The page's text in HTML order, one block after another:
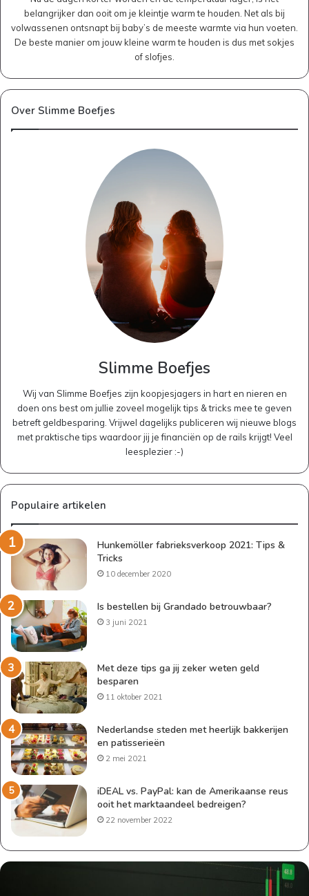
belangrijker dan ooit om je kleintje warm te houden. Net als bij
volwassenen ontsnapt bij baby’s de meeste warmte via hun voeten.
De beste manier om jouw kleine warm te houden is dus met sokjes
of slofjes.
Over Slimme Boefjes
Slimme Boefjes
Wij van Slimme Boefjes zijn koopjesjagers in hart en nieren en
doen ons best om jullie zoveel mogelijk tips & tricks mee te geven
betreft geldbesparing. Vrijwel dagelijks publiceren wij nieuwe blogs
met praktische tips waardoor jij je financiën op de rails krijgt! Veel
leesplezier :-)
Populaire artikelen
Hunkemöller fabrieksverkoop 2021: Tips &
Tricks
10 december 2020
Is bestellen bij Grandado betrouwbaar?
3 juni 2021
Met deze tips ga jij zeker weten geld
besparen
11 oktober 2021
Nederlandse steden met heerlijk bakkerijen
en patisserieën
2 mei 2021
iDEAL vs. PayPal: kan de Amerikaanse reus
ooit het marktaandeel bedreigen?
22 november 2022
Wanneer